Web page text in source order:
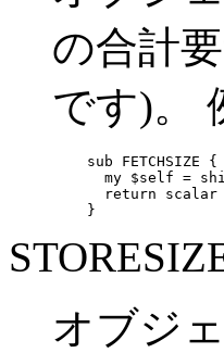
の合計
です)。
    sub FETCHSIZE {
my $self =
return scalar
    }
オブジ